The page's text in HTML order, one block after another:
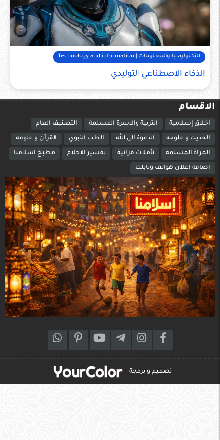
التكنولوجيا والمعلومات | Technology and information
الذكاء الاصطناعي التوليدي
الاقسام
اخلاق إسلامية التربية والاسرة المسلمة التصنيف العام
الحديث و علومه الدعوة الى الله الطب النبوي القرآن و علومه
المراة المسلمة تأملات قرآنية تفسير الاحلام مطبخ اسلامنا
اضافة اعلان هواتف وتابلت
تصميم و برمجة